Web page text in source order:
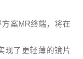
方案MR终端，将在
现了更轻薄的镜片